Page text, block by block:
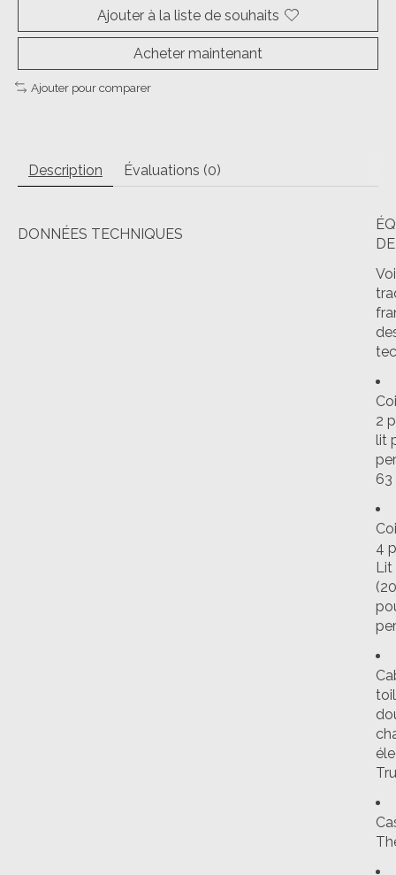
Ajouter à la liste de souhaits
Acheter maintenant
Ajouter pour comparer
Description Évaluations (0)
DONNÉES TECHNIQUES
2
lit
63
4